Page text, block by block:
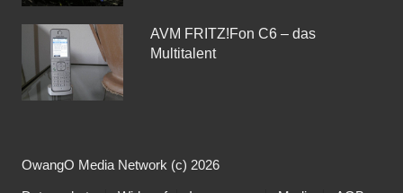
AVM FRITZ!Fon C6 – das
Multitalent
OwangO Media Network (c) 2026